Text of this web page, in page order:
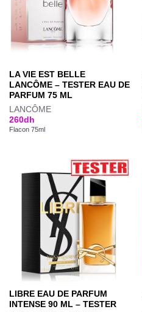
LA VIE EST BELLE
LANCÔME – TESTER EAU DE
PARFUM 75 ML
LANCÔME
260dh
Flacon 75ml
LIBRE EAU DE PARFUM
INTENSE 90 ML – TESTER